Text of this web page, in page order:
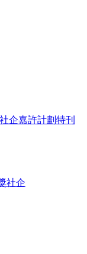
企嘉許計劃特刊
社企